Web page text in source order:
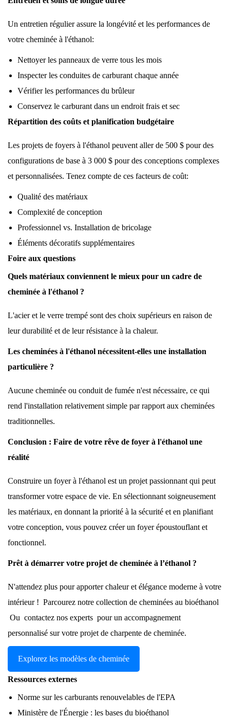
Un entretien régulier assure la longévité et les performances de
votre cheminée à l'éthanol:
Nettoyer les panneaux de verre tous les mois
Inspecter les conduites de carburant chaque année
Vérifier les performances du brûleur
Conservez le carburant dans un endroit frais et sec
Répartition des coûts et planification budgétaire
Les projets de foyers à l'éthanol peuvent aller de 500 $ pour des
configurations de base à 3 000 $ pour des conceptions complexes
et personnalisées. Tenez compte de ces facteurs de coût:
Qualité des matériaux
Complexité de conception
Professionnel vs. Installation de bricolage
Éléments décoratifs supplémentaires
Foire aux questions
Quels matériaux conviennent le mieux pour un cadre de
cheminée à l'éthanol ?
L'acier et le verre trempé sont des choix supérieurs en raison de
leur durabilité et de leur résistance à la chaleur.
Les cheminées à l'éthanol nécessitent-elles une installation
particulière ?
Aucune cheminée ou conduit de fumée n'est nécessaire, ce qui
rend l'installation relativement simple par rapport aux cheminées
traditionnelles.
Conclusion : Faire de votre rêve de foyer à l'éthanol une
réalité
Construire un foyer à l'éthanol est un projet passionnant qui peut
transformer votre espace de vie. En sélectionnant soigneusement
les matériaux, en donnant la priorité à la sécurité et en planifiant
votre conception, vous pouvez créer un foyer époustouflant et
fonctionnel.
Prêt à démarrer votre projet de cheminée à l’éthanol ?
N'attendez plus pour apporter chaleur et élégance moderne à votre
intérieur ! Parcourez notre collection de cheminées au bioéthanol
Ou contactez nos experts pour un accompagnement
personnalisé sur votre projet de charpente de cheminée.
Explorez les modèles de cheminée
Ressources externes
Norme sur les carburants renouvelables de l'EPA
Ministère de l'Énergie : les bases du bioéthanol